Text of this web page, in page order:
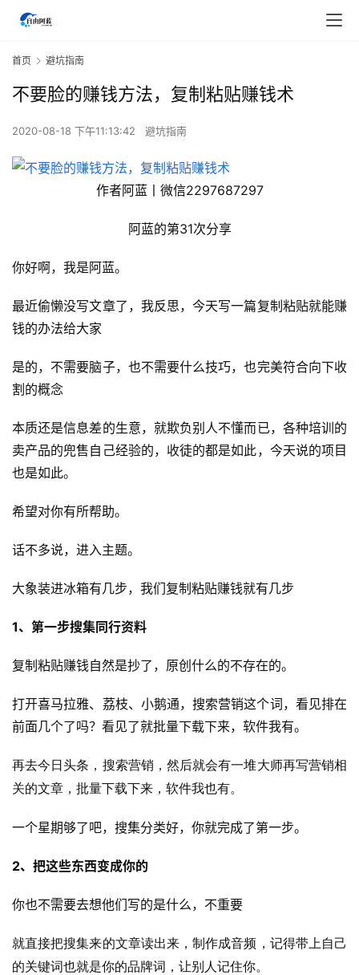
首页 避坑指南
不要脸的赚钱方法，复制粘贴赚钱术
2020-08-18 下午11:13:42 避坑指南
作者阿蓝丨微信2297687297
阿蓝的第31次分享
你好啊，我是阿蓝。
最近偷懒没写文章了，我反思，今天写一篇复制粘贴就能赚
钱的办法给大家
是的，不需要脑子，也不需要什么技巧，也完美符合向下收
割的概念
本质还是信息差的生意，就欺负别人不懂而已，各种培训的
卖产品的兜售自己经验的，收徒的都是如此，今天说的项目
也是如此​。
希望对你有所帮助。
话不多说，进入主题。
​大象装进冰箱有几步，我们复制粘贴赚钱就有几步
1、第一步搜集同行资料
复制粘贴赚钱自然是抄了，原创什么的不存在的。
打开喜马拉雅、荔枝、小鹅通，搜索营销这个词​，看见排在
前面几个了吗？看见了就批量下载下来，软件我有​。
再去今日头条，搜索营销，然后就会有一堆大师再写营销相
关的文章，批量下载下来​，软件我也有。
一个星期够了吧，​搜集分类好，你就完成了第一步。
2、把这些东西变成你的
你也不需要去想他们写的是什么，不重要
就直接把搜集来的文章读出来，制作成音频，记得带上自己
的关键词也就是你的品牌词，让别人记住你。